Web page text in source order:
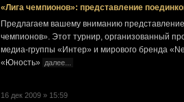
«Лига чемпионов»: представление
Предлагаем вашему вниманию
чемпионов». Этот турнир, организованный
медиа-группы «Интер» и мирового бренда
«Юность»
далее...
16 дек 2009 » 15:59